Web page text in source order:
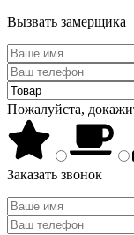
Вызвать замерщика
Пожалуйста,
Заказать звонок